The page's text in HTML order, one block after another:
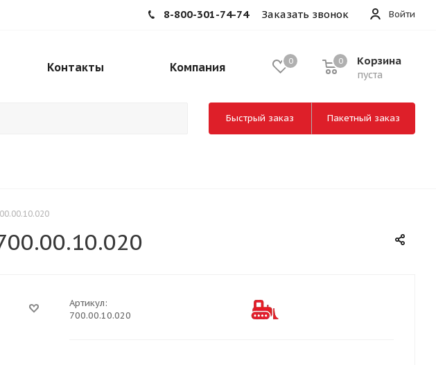
Войти
8-800-301-74-74 Заказать звонок
0 Корзина
пуста
0
Контакты Компания
Быстрый заказ Пакетный заказ
Артикул:
700.00.10.020